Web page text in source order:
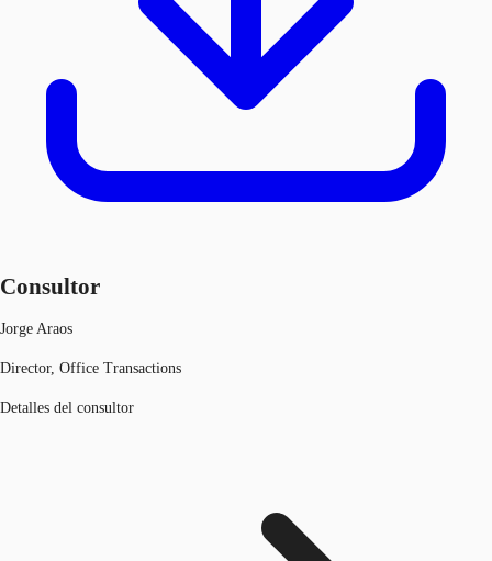
Consultor
Jorge Araos
Director, Office Transactions
Detalles del consultor